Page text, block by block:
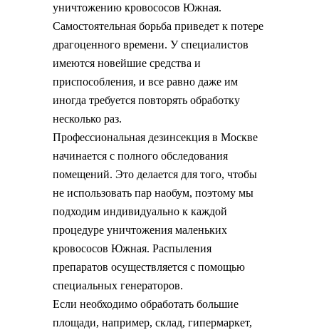
уничтожению кровососов Южная.
Самостоятельная борьба приведет к потере
драгоценного времени. У специалистов
имеются новейшие средства и
приспособления, и все равно даже им
иногда требуется повторять обработку
несколько раз.
Профессиональная дезинсекция в Москве
начинается с полного обследования
помещений. Это делается для того, чтобы
не использовать пар наобум, поэтому мы
подходим индивидуально к каждой
процедуре уничтожения маленьких
кровососов Южная. Распыления
препаратов осуществляется с помощью
специальных генераторов.
Если необходимо обработать большие
площади, например, склад, гипермаркет,